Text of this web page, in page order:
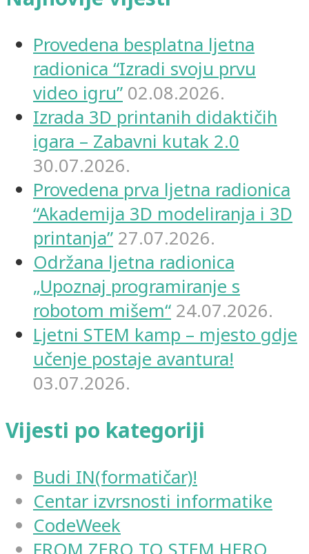
Provedena besplatna ljetna
radionica “Izradi svoju prvu
video igru” 02.08.2026.
Izrada 3D printanih didaktičih
igara – Zabavni kutak 2.0
30.07.2026.
Provedena prva ljetna radionica
“Akademija 3D modeliranja i 3D
printanja” 27.07.2026.
Održana ljetna radionica
„Upoznaj programiranje s
robotom mišem“ 24.07.2026.
Ljetni STEM kamp – mjesto gdje
učenje postaje avantura!
03.07.2026.
Vijesti po kategoriji
Budi IN(formatičar)!
Centar izvrsnosti informatike
CodeWeek